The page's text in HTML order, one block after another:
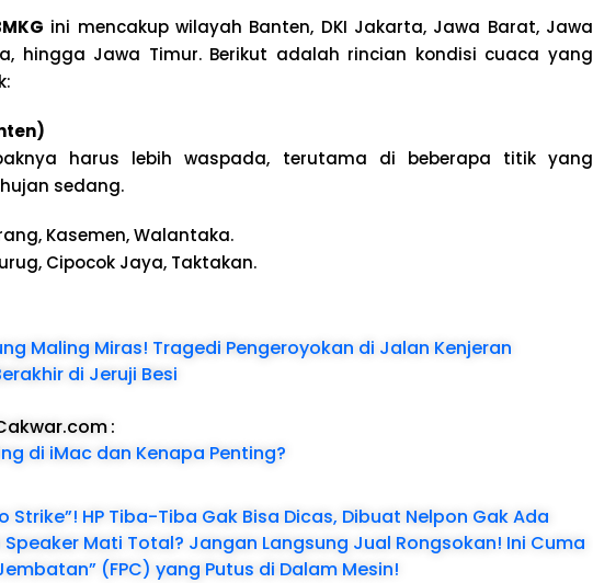
ini mencakup wilayah Banten, DKI Jakarta, Jawa Barat, Jawa
hingga Jawa Timur. Berikut adalah rincian kondisi cuaca yang
harus lebih waspada, terutama di beberapa titik yang
sedang.
Kasemen, Walantaka.
Cipocok Jaya, Taktakan.
Maling Miras! Tragedi Pengeroyokan di Jalan Kenjeran
di Jeruji Besi
:
di iMac dan Kenapa Penting?
Strike”! HP Tiba-Tiba Gak Bisa Dicas, Dibuat Nelpon Gak Ada
Mati Total? Jangan Langsung Jual Rongsokan! Ini Cuma
(FPC) yang Putus di Dalam Mesin!